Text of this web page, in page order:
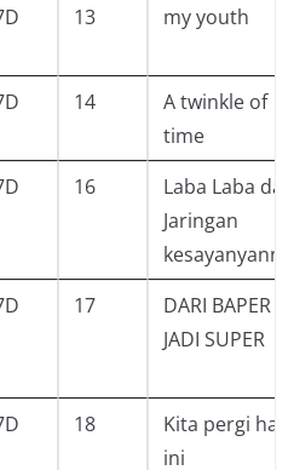
13 my youth
14
A twinkle of
time
16
Laba Laba dan
Jaringan
17
DARI BAPER
JADI SUPER
18
Kita pergi hari
ini